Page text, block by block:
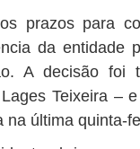
prazos para
da entidade
A decisão foi
Teixeira –
na última quinta-